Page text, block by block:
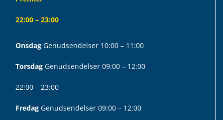
22:00 – 23:00
Onsdag Genudsendelser 10:00 – 11:00
Torsdag Genudsendelser 09:00 – 12:00
22:00 – 23:00
Fredag Genudsendelser 09:00 – 12:00